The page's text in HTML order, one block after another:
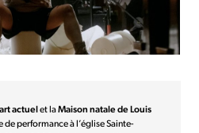
actuelet laMaison natale de Louis
de performance à l’église Sainte-